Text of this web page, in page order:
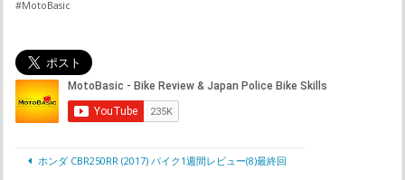
#MotoBasic
ホンダ CBR250RR (2017) バイク1週間レビュー(8)最終回